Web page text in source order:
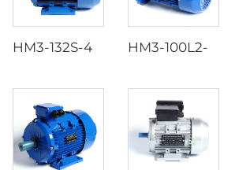
HM3-132S-4P-5.5KW/7.5HP-B3